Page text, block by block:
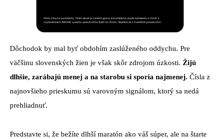
Dôchodok by mal byť obdobím zaslúženého oddychu. Pre
väčšinu slovenských žien je však skôr zdrojom úzkosti. Žijú
dlhšie, zarábajú menej a na starobu si sporia najmenej. Čísla z
najnovšieho prieskumu sú varovným signálom, ktorý sa nedá
prehliadnuť.
Predstavte si, že bežíte dlhší maratón ako váš súper, ale na štarte